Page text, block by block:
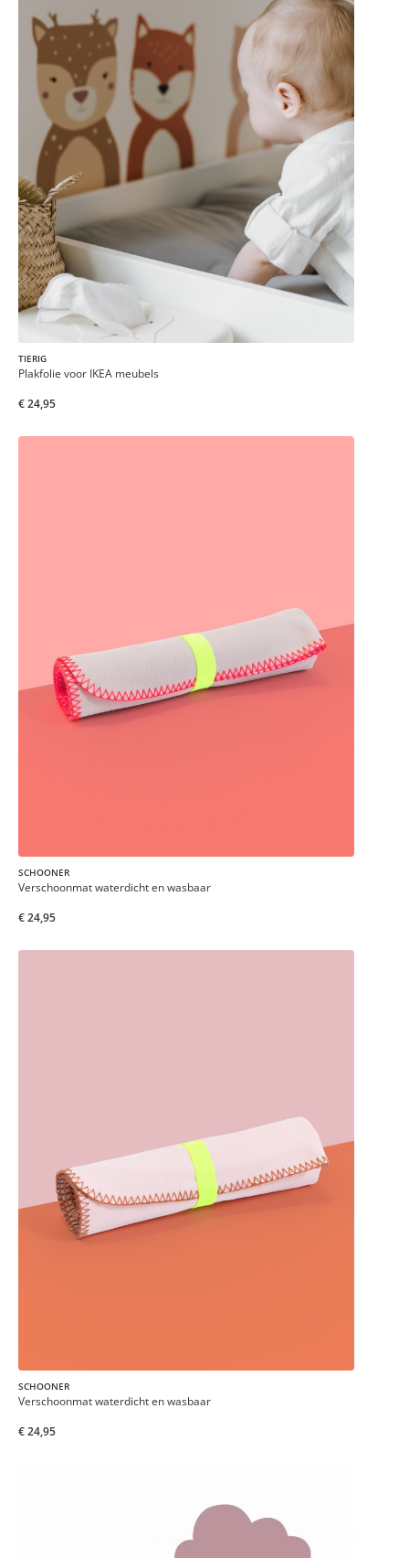
TIERIG
Plakfolie voor IKEA meubels
€ 24,95
SCHOONER
Verschoonmat waterdicht en wasbaar
€ 24,95
SCHOONER
Verschoonmat waterdicht en wasbaar
€ 24,95